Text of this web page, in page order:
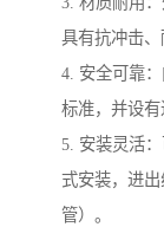
具有抗冲击、
4. 安全可靠
标准，并设有
5. 安装灵活
式安装，进
管）。